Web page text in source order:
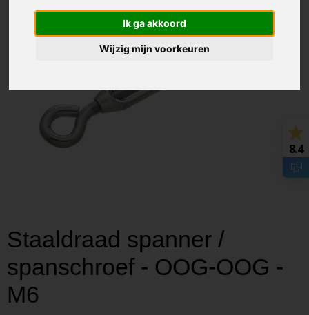
Ik ga akkoord
Wijzig mijn voorkeuren
Staaldraad spanner /
spanschroef - OOG-OOG -
M6
8.4